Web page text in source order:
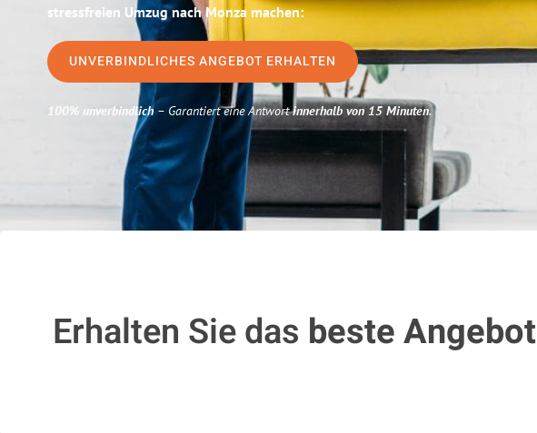
stressfreien Umzug nach Monza machen:
UNVERBINDLICHES ANGEBOT ERHALTEN
100% unverbindlich– Garantiert eine Antwortinnerhalb von 15 Minuten.
Erhalten Sie das beste Angebot